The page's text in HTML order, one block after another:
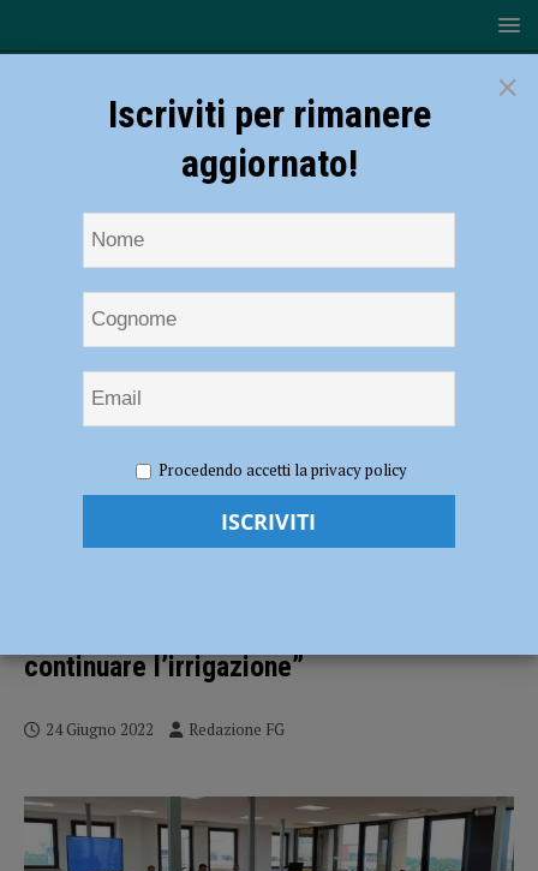
Bonifica incontra gli agricoltori: “Diminuzione del 20% dei prelievi da
Po, sacrificio necessario per continuare l’irrigazione”
Siccità, il Consorzio di Bonifica incontra
continuare l’irrigazione”
24 Giugno 2022 Redazione FG
×
Iscriviti per rimanere
aggiornato!
Procedendo accetti la privacy policy